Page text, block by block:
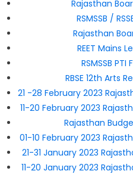
Rajasthan
RSMSSB /
Rajasthan
REET Mains
RSMSSB
RBSE 12th Arts
21 -28 February 2023
11-20 February 2023
Rajasthan
01-10 February 2023
21-31 January 2023
11-20 January 2023